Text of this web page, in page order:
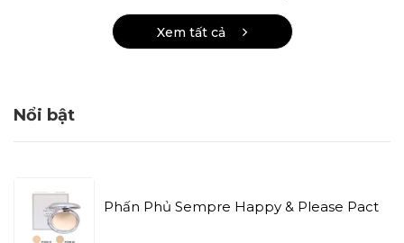
Xem tất cả
Nổi bật
Phấn Phủ Sempre Happy & Please Pact